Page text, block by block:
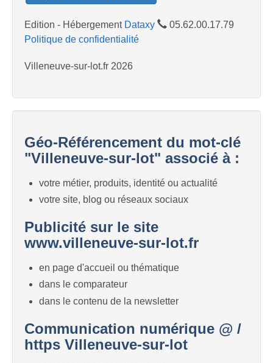
Edition - Hébergement Dataxy
05.62.00.17.79
Politique de confidentialité
Villeneuve-sur-lot.fr 2026
Géo-Référencement du mot-clé
"Villeneuve-sur-lot" associé à :
votre métier, produits, identité ou actualité
votre site, blog ou réseaux sociaux
Publicité sur le site
www.villeneuve-sur-lot.fr
en page d'accueil ou thématique
dans le comparateur
dans le contenu de la newsletter
Communication numérique @ /
https Villeneuve-sur-lot